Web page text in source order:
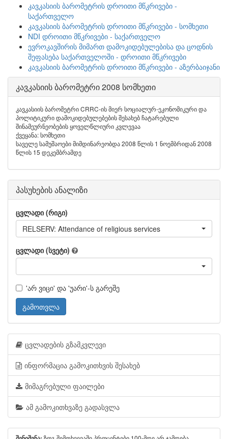
კავკასიის ბარომეტრის დროითი მწკრივები -
საქართველო
კავკასიის ბარომეტრის დროითი მწკრივები - სომხეთი
NDI დროითი მწკრივები - საქართველო
ევროკავშირის მიმართ დამოკიდებულებისა და ცოდნის
შეფასება საქართველოში - დროითი მწკრივები
კავკასიის ბარომეტრის დროითი მწკრივები - აზერბაიჯანი
კავკასიის ბარომეტრი 2008 სომხეთი
კავკასიის ბარომეტრი CRRC-ის მიერ სოციალურ-ეკონომიკური და
პოლიტიკური დამოკიდებულებების შესახებ ჩატარებული
შინამეურნეობების ყოველწლიური კვლევაა
ქვეყანა: სომხეთი
საველე სამუშაოები მიმდინარეობდა 2008 წლის 1 ნოემბრიდან 2008
წლის 15 დეკემბრამდე
პასუხების ანალიზი
ცვლადი (რიგი)
RELSERV: Attendance of religious services
ცვლადი (სვეტი)
'არ ვიცი' და 'უარი'-ს გარეშე
გამოთვლა
ცვლადების გზამკვლევი
ინფორმაცია გამოკითხვის შესახებ
მიმაგრებული ფაილები
ამ გამოკითხვაზე გადასვლა